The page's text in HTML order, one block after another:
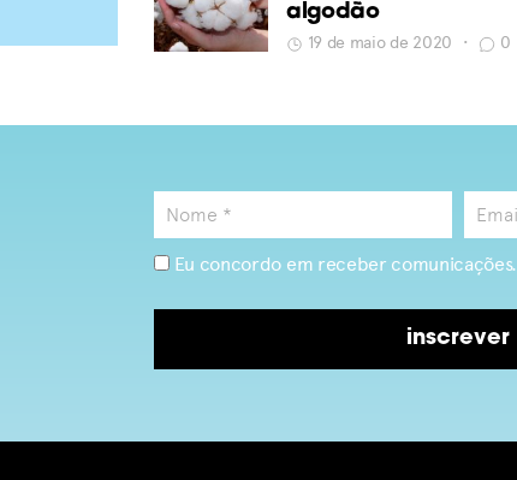
algodão
19 de maio de 2020 • 0
Eu concordo em receber comunicações.
inscrever